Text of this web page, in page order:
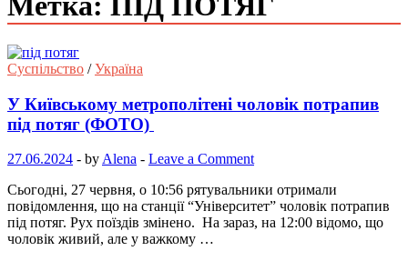
Суспільство /Україна
У Київському метрополітені чоловік потрапив
під потяг (ФОТО)
27.06.2024 - by Alena - Leave a Comment
Сьогодні, 27 червня, о 10:56 рятувальники отримали
повідомлення, що на станції “Університет” чоловік потрапив
під потяг. Рух поїздів змінено. На зараз, на 12:00 відомо, що
чоловік живий, але у важкому …